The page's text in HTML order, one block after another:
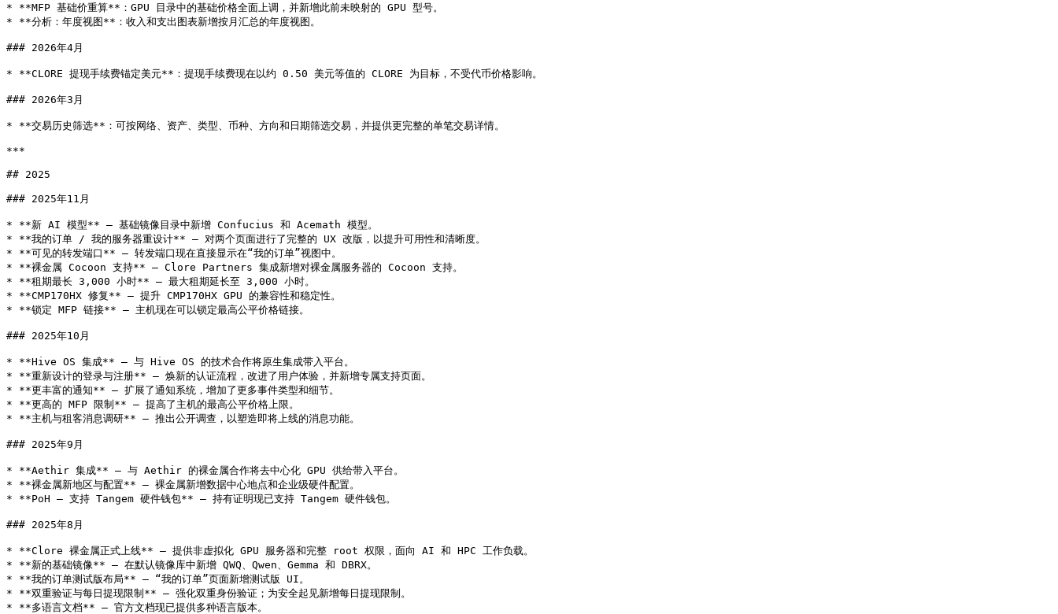
* **MFP 基础价重算**：GPU 目录中的基础价格全面上调，并新增此前未映射的 GPU 型号。
* **分析：年度视图**：收入和支出图表新增按月汇总的年度视图。
### 2026年4月
* **CLORE 提现手续费锚定美元**：提现手续费现在以约 0.50 美元等值的 CLORE 为目标，不受代币价格影响。
### 2026年3月
* **交易历史筛选**：可按网络、资产、类型、币种、方向和日期筛选交易，并提供更完整的单笔交易详情。
***
## 2025
### 2025年11月
* **新 AI 模型** — 基础镜像目录中新增 Confucius 和 Acemath 模型。
* **我的订单 / 我的服务器重设计** — 对两个页面进行了完整的 UX 改版，以提升可用性和清晰度。
* **可见的转发端口** — 转发端口现在直接显示在“我的订单”视图中。
* **裸金属 Cocoon 支持** — Clore Partners 集成新增对裸金属服务器的 Cocoon 支持。
* **租期最长 3,000 小时** — 最大租期延长至 3,000 小时。
* **CMP170HX 修复** — 提升 CMP170HX GPU 的兼容性和稳定性。
* **锁定 MFP 链接** — 主机现在可以锁定最高公平价格链接。
### 2025年10月
* **Hive OS 集成** — 与 Hive OS 的技术合作将原生集成带入平台。
* **重新设计的登录与注册** — 焕新的认证流程，改进了用户体验，并新增专属支持页面。
* **更丰富的通知** — 扩展了通知系统，增加了更多事件类型和细节。
* **更高的 MFP 限制** — 提高了主机的最高公平价格上限。
* **主机与租客消息调研** — 推出公开调查，以塑造即将上线的消息功能。
### 2025年9月
* **Aethir 集成** — 与 Aethir 的裸金属合作将去中心化 GPU 供给带入平台。
* **裸金属新地区与配置** — 裸金属新增数据中心地点和企业级硬件配置。
* **PoH — 支持 Tangem 硬件钱包** — 持有证明现已支持 Tangem 硬件钱包。
### 2025年8月
* **Clore 裸金属正式上线** — 提供非虚拟化 GPU 服务器和完整 root 权限，面向 AI 和 HPC 工作负载。
* **新的基础镜像** — 在默认镜像库中新增 QWQ、Qwen、Gemma 和 DBRX。
* **我的订单测试版布局** — “我的订单”页面新增测试版 UI。
* **双重验证与每日提现限制** — 强化双重身份验证；为安全起见新增每日提现限制。
* **多语言文档** — 官方文档现已提供多种语言版本。